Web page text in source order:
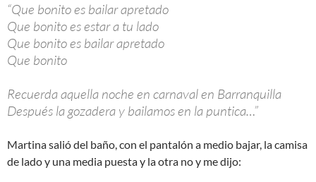
“Que bonito es bailar apretado
Que bonito es estar a tu lado
Que bonito es bailar apretado
Que bonito
Recuerda aquella noche en carnaval en Barranquilla
Después la gozadera y bailamos en la puntica…”
Martina salió del baño, con el pantalón a medio bajar, la camisa
de lado y una media puesta y la otra no y me dijo: